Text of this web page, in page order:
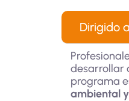
Dirigido a
desarrollar
programa
ambiental